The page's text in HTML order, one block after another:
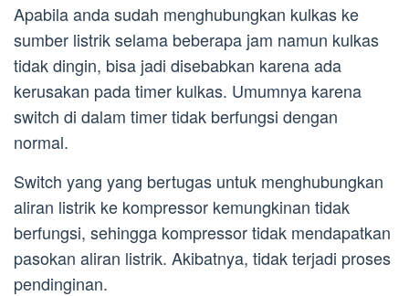
Apabila anda sudah menghubungkan kulkas ke
sumber listrik selama beberapa jam namun kulkas
tidak dingin, bisa jadi disebabkan karena ada
kerusakan pada timer kulkas. Umumnya karena
switch di dalam timer tidak berfungsi dengan
normal.
Switch yang yang bertugas untuk menghubungkan
aliran listrik ke kompressor kemungkinan tidak
berfungsi, sehingga kompressor tidak mendapatkan
pasokan aliran listrik. Akibatnya, tidak terjadi proses
pendinginan.